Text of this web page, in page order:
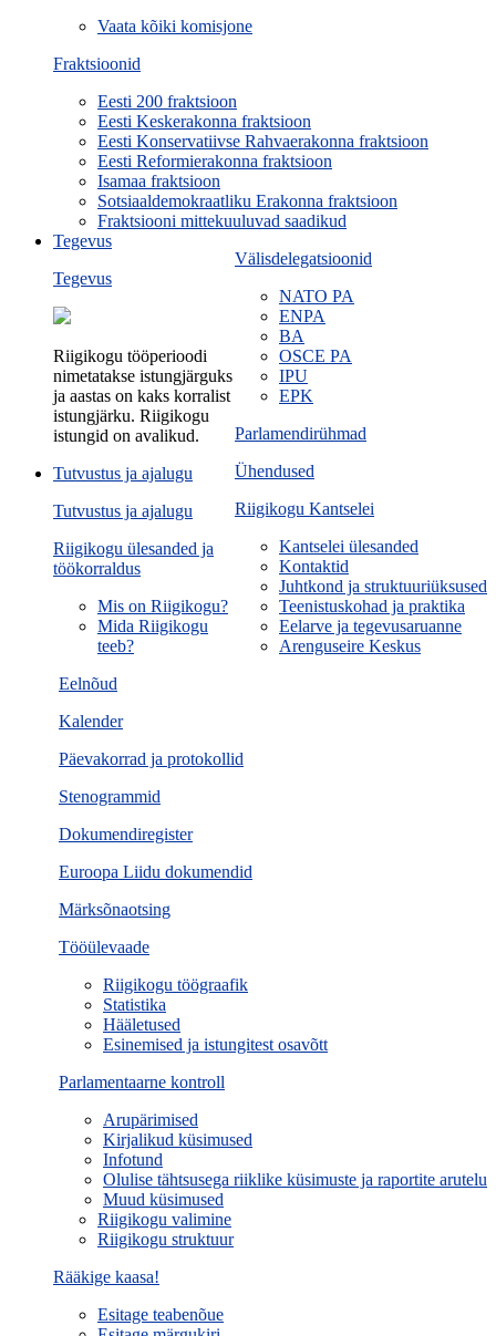
Vaata kõiki komisjone
Fraktsioonid
Eesti 200 fraktsioon
Eesti Keskerakonna fraktsioon
Eesti Konservatiivse Rahvaerakonna fraktsioon
Eesti Reformierakonna fraktsioon
Isamaa fraktsioon
Sotsiaaldemokraatliku Erakonna fraktsioon
Fraktsiooni mittekuuluvad saadikud
Välisdelegatsioonid
NATO PA
ENPA
BA
OSCE PA
IPU
EPK
Parlamendirühmad
Ühendused
Riigikogu Kantselei
Kantselei ülesanded
Kontaktid
Juhtkond ja struktuuriüksused
Teenistuskohad ja praktika
Eelarve ja tegevusaruanne
Arenguseire Keskus
Tegevus
Tegevus
Riigikogu tööperioodi
nimetatakse istungjärguks
ja aastas on kaks korralist
istungjärku. Riigikogu
istungid on avalikud.
Eelnõud
Kalender
Päevakorrad ja protokollid
Stenogrammid
Dokumendiregister
Euroopa Liidu dokumendid
Märksõnaotsing
Tööülevaade
Riigikogu töögraafik
Statistika
Hääletused
Esinemised ja istungitest osavõtt
Parlamentaarne kontroll
Arupärimised
Kirjalikud küsimused
Infotund
Olulise tähtsusega riiklike küsimuste ja raportite arutelu
Muud küsimused
Tutvustus ja ajalugu
Tutvustus ja ajalugu
Riigikogu ülesanded ja
töökorraldus
Mis on Riigikogu?
Mida Riigikogu
teeb?
Riigikogu valimine
Riigikogu struktuur
Rääkige kaasa!
Esitage teabenõue